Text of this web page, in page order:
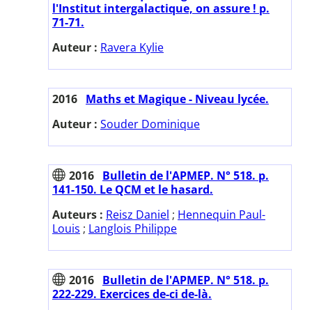
l'Institut intergalactique, on assure ! p.
71-71.
Auteur : Ravera Kylie
2016 Maths et Magique - Niveau lycée.
Auteur : Souder Dominique
2016 Bulletin de l'APMEP. N° 518. p.
141-150. Le QCM et le hasard.
Auteurs : Reisz Daniel ; Hennequin Paul-
Louis ; Langlois Philippe
2016 Bulletin de l'APMEP. N° 518. p.
222-229. Exercices de-ci de-là.